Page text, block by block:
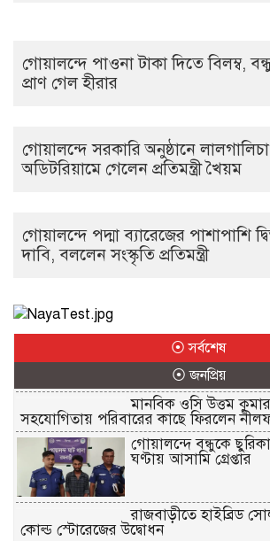
গোয়ালন্দে পাওনা টাকা দিতে বিলম্ব,
প্রাণ গেল হীরার
গোয়ালন্দে সরকারি অনুষ্ঠানে
অডিটরিয়ামে গেলেন প্রতিমন্ত্রী খৈয়ম
গোয়ালন্দে পদ্মা ব্যারেজের পাশাপাশি
দাবি, বললেন সংস্কৃতি প্রতিমন্ত্রী
⦿ সর্বশেষ
⦿ জনপ্রিয়
মানবিক ওসি উত্তম
সহযোগিতায় পরিবারের কাছে ফিরলেন
গোয়ালন্দে বন্ধুকে
ঘণ্টায় আসামি গ্রেপ্তার
রাজবাড়ীতে হাইব্রিড
কোল্ড স্টোরেজের উদ্বোধন